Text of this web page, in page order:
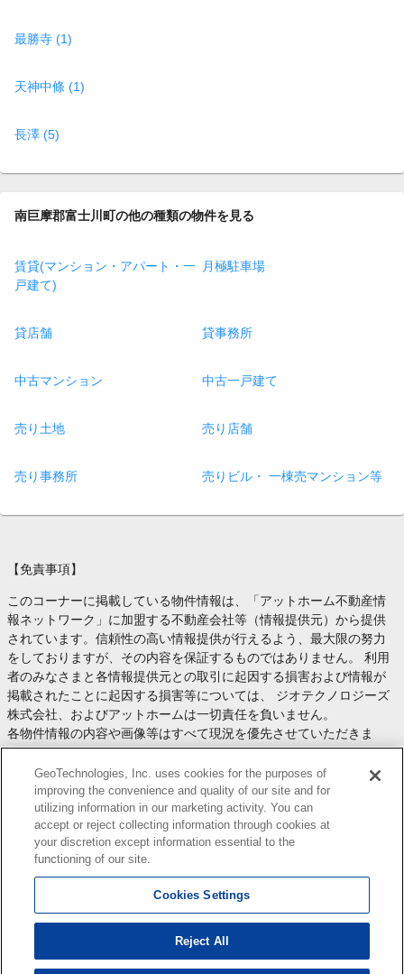
最勝寺 (1)
天神中條 (1)
長澤 (5)
南巨摩郡富士川町の他の種類の物件を見る
賃貸(マンション・アパート・一
戸建て)
月極駐車場
貸店舗 貸事務所
中古マンション 中古一戸建て
売り土地 売り店舗
売り事務所 売りビル・ 一棟売マンション等
【免責事項】
このコーナーに掲載している物件情報は、「アットホーム不動産情
報ネットワーク」に加盟する不動産会社等（情報提供元）から提供
されています。信頼性の高い情報提供が行えるよう、最大限の努力
をしておりますが、その内容を保証するものではありません。 利用
者のみなさまと各情報提供元との取引に起因する損害および情報が
掲載されたことに起因する損害等については、 ジオテクノロジーズ
株式会社、およびアットホームは一切責任を負いません。
各物件情報の内容や画像等はすべて現況を優先させていただきま
す。
お取引等（お取引の準備、資金調達等を含みます）の際には、内容
や契約条件等について、 各情報提供元より十分な説明を受け、ご自
身でご確認の上、判断してください。
このコーナーへの物件情報のご掲載、その他不動産業務ソリューシ
ョン等についての不動産会社様のお問合せはこちら
します。
Copyright(c) At Home Co.,Ltd. このサイトに掲載している情報の無断転載を禁止します。著作権
はアットホーム（株）またはその情報提供者に帰属します。
GeoTechnologies, Inc. uses cookies for the purposes of
improving the convenience and quality of our site and for
utilizing information in our marketing activity. You can
accept or reject collecting information through cookies at
your discretion except information essential to the
functioning of our site.
Cookies Settings
Reject All